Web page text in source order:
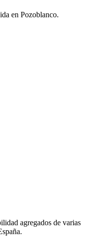
en Pozoblanco.
agregados de varias